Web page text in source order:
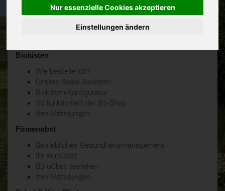
Nur essenzielle Cookies akzeptieren
Einstellungen ändern
Biokisten
Wie bestelle ich?
Unsere Basis-Biokisten
Biokisten-Konfigurator
So funktioniert der Bio-Shop
Ihre Mitteilungen
Firmenobst
Betriebliches Gesundheitsmanagement
Ihr BüroObst
BüroObst bestellen
Ihre Mitteilungen